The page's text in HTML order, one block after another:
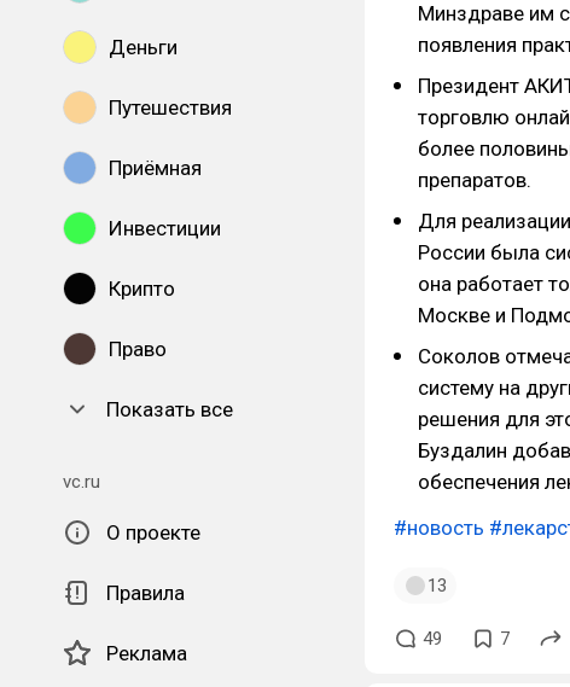
Деньги
Путешествия
Приёмная
Инвестиции
Крипто
Право
Показать все
vc.ru
О проекте
Правила
Реклама
Минздраве им
появления
Президент
торговлю
более
препаратов.
Для
России была
она работает
Москве и
Соколов
систему на
решения для
Буздалин
обеспечения
#новость
13
49 7